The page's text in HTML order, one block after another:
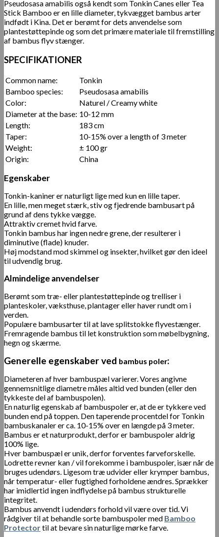
Pseudosasa amabilis også kendt som Tonkin Canes eller Tea
Stick Bamboo er en lille diameter, tykvægget bambus arter
indfødt i Kina. Det er berømt for dets anvendelse som
plantestøttepinde og som det primære materiale til fremstilling
af bambus flyv stænger.
SPECIFIKATIONER
Common name:
Tonkin
Bamboo species:
Pseudosasa amabilis
Color:
Naturel / Creamy white
Diameter at the base: 10-12 mm
Length:
183 cm
Taper:
10-15% over a length of 3 meter
Weight:
± 100 gr
Origin:
China
Egenskaber
Tonkin-kaniner er naturligt lige med kun en lille taper.
En lille, men meget stærk, stiv og fjedrende bambusart på
grund af dens tykke vægge.
Attraktiv cremet hvid farve.
Tonkin bambus har ingen nedre grene, der resulterer i
diminutive (flade) knuder.
Høj modstand mod skimmel og insekter, hvilket gør den ideel
til udvendig brug.
Almindelige anvendelser
Berømt som træ- eller plantestøttepinde og trelliser i
planteskoler, væksthuse, plantager eller haver rundt om i
verden.
Populære bambusarter til at lave splitstokke flyvestænger.
Fremragende bambus til let konstruktion som møbelbygning,
hegn og skærme.
Generelle egenskaber ved bambus poler:
Diameteren af ​​hver bambuspæl varierer. Vores angivne
gennemsnitlige diametre måles altid ved bunden (eller den
tykkeste del af bambuspolen).
En naturlig egenskab af bambuspoler er, at de er tykkere ved
bunden end på toppen. Den taperende procentdel for Tonkin
bambuskanaler er ca. 10-15% over en længde på 3 meter.
Bambus er et naturprodukt, derfor er bambuspoler aldrig
100% lige.
Hver bambuspæl er unik, derfor forventes farveforskelle.
Lodrette revner kan / vil forekomme i bambuspoler, især når de
bruges udendørs. Ligesom træ udvider eller krymper bambus,
når temperatur- eller fugtighed forholdene ændres. Sprækker
har imidlertid ingen indflydelse på bambus strukturelle
integritet.
Bambus anvendt i udendørs forhold vil være over tid. Vi
rådgiver til at behandle sorte bambuspoler med Bamboo
Protectortil at bevare sin naturlige mørke farve.